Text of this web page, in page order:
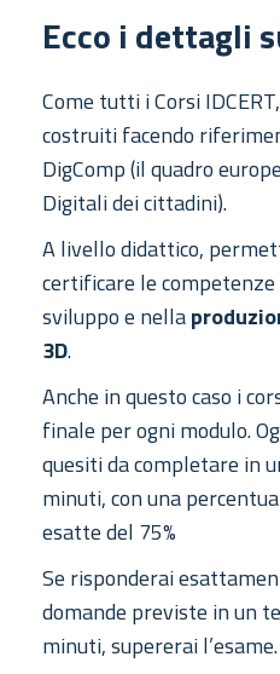
Ecco i dettagli
Come tutti i Corsi
costruiti facendo
DigComp (il quadro
Digitali dei cittadini).
A livello didattico,
certificare le
sviluppo e nella
3D.
Anche in questo caso i
finale per ogni modulo.
quesiti da completare in
minuti, con una
esatte del 75%
Se risponderai
domande previste in un
minuti, supererai l’esame.